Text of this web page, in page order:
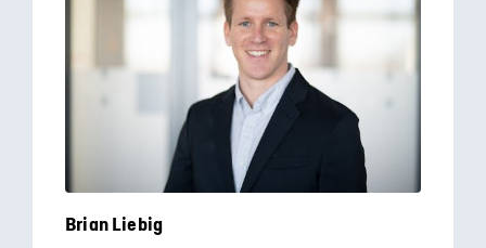
Brian Liebig